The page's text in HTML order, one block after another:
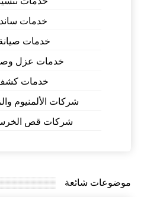
خدمات
خدمات
خدمات عزل
خدمات
شركات الألمنيوم
شركات قص
موضوعات شائعة